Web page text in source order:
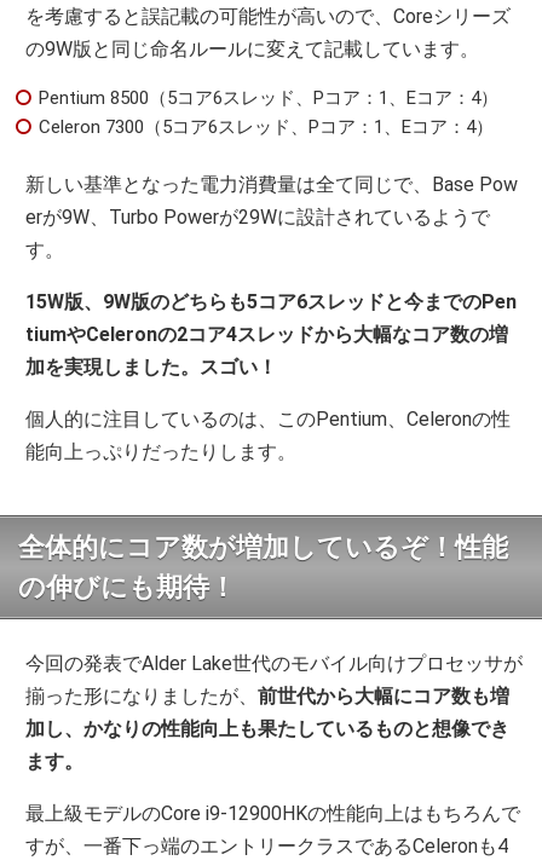
を考慮すると誤記載の可能性が高いので、Coreシリーズ
の9W版と同じ命名ルールに変えて記載しています。
Pentium 8500（5コア6スレッド、Pコア：1、Eコア：4）
Celeron 7300（5コア6スレッド、Pコア：1、Eコア：4）
新しい基準となった電力消費量は全て同じで、Base Pow
erが9W、Turbo Powerが29Wに設計されているようで
す。
15W版、9W版のどちらも5コア6スレッドと今までのPen
tiumやCeleronの2コア4スレッドから大幅なコア数の増
加を実現しました。スゴい！
個人的に注目しているのは、このPentium、Celeronの性
能向上っぷりだったりします。
全体的にコア数が増加しているぞ！性能
の伸びにも期待！
今回の発表でAlder Lake世代のモバイル向けプロセッサが
揃った形になりましたが、前世代から大幅にコア数も増
加し、かなりの性能向上も果たしているものと想像でき
ます。
最上級モデルのCore i9-12900HKの性能向上はもちろんで
すが、一番下っ端のエントリークラスであるCeleronも4